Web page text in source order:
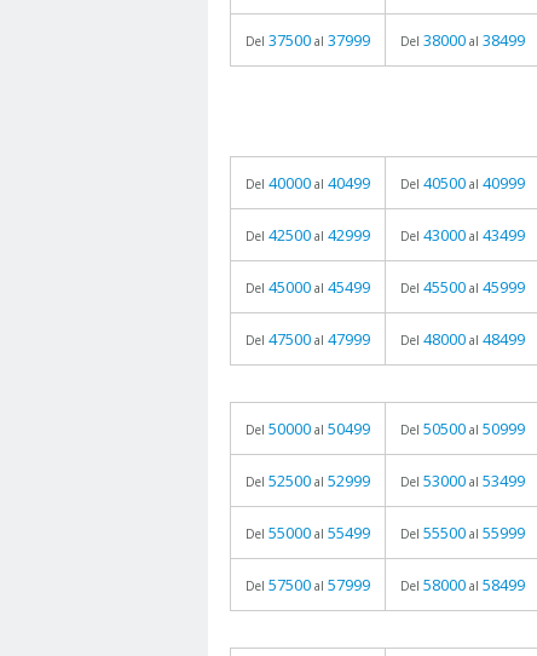
Del 37500 al 37999 Del 38000 al 38499
Del 40000 al 40499 Del 40500 al 40999
Del 42500 al 42999 Del 43000 al 43499
Del 45000 al 45499 Del 45500 al 45999
Del 47500 al 47999 Del 48000 al 48499
Del 50000 al 50499 Del 50500 al 50999
Del 52500 al 52999 Del 53000 al 53499
Del 55000 al 55499 Del 55500 al 55999
Del 57500 al 57999 Del 58000 al 58499